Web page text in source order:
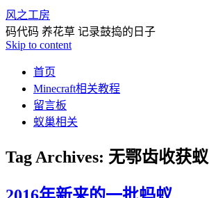
风之工房
码代码 养花草 记录鼓捣的日子
Skip to content
首页
Minecraft相关教程
留言板
蚁巢相关
Tag Archives: 无鄂齿收获蚁